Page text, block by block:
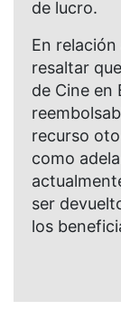
de lucro.
En
resaltar
de Cine en
recurso
como
ser
los